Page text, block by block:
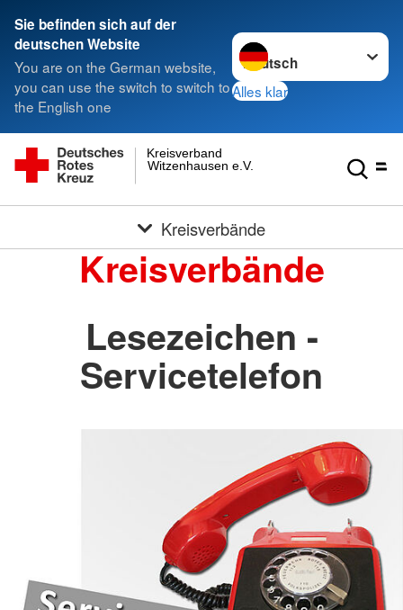
Sie befinden sich auf der
deutschen Website
You are on the German website,
you can use the switch to switch to
the English one
Sprache wechseln zu
Alles klar
Witzenhausen e.V.
Kreisverband
Kreisverbände
Kreisverbände
Lesezeichen -
Servicetelefon